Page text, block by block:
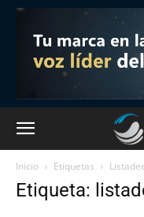
Inicio Etiquetas
Etiqueta: